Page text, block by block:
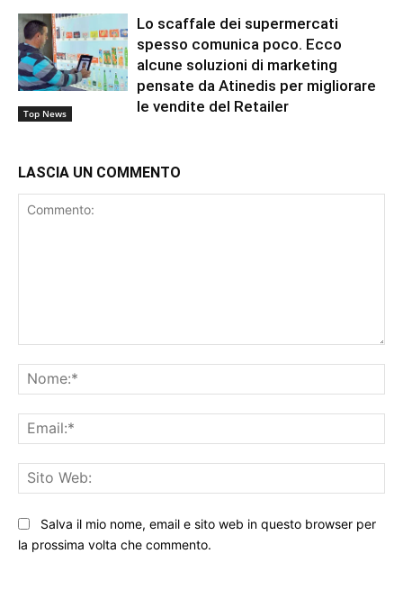
Top News
Lo scaffale dei supermercati
spesso comunica poco. Ecco
alcune soluzioni di marketing
pensate da Atinedis per migliorare
le vendite del Retailer
LASCIA UN COMMENTO
Salva il mio nome, email e sito web in questo browser per
la prossima volta che commento.